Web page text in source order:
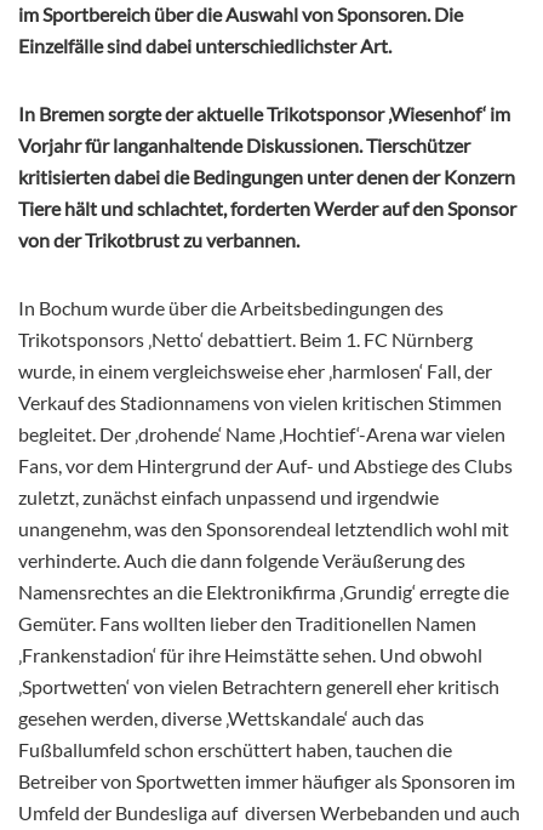
im Sportbereich über die Auswahl von Sponsoren. Die
Einzelfälle sind dabei unterschiedlichster Art.
In Bremen sorgte der aktuelle Trikotsponsor ‚Wiesenhof‘ im
Vorjahr für langanhaltende Diskussionen. Tierschützer
kritisierten dabei die Bedingungen unter denen der Konzern
Tiere hält und schlachtet, forderten Werder auf den Sponsor
von der Trikotbrust zu verbannen.
In Bochum wurde über die Arbeitsbedingungen des
Trikotsponsors ‚Netto‘ debattiert. Beim 1. FC Nürnberg
wurde, in einem vergleichsweise eher ‚harmlosen‘ Fall, der
Verkauf des Stadionnamens von vielen kritischen Stimmen
begleitet. Der ‚drohende‘ Name ‚Hochtief‘-Arena war vielen
Fans, vor dem Hintergrund der Auf- und Abstiege des Clubs
zuletzt, zunächst einfach unpassend und irgendwie
unangenehm, was den Sponsorendeal letztendlich wohl mit
verhinderte. Auch die dann folgende Veräußerung des
Namensrechtes an die Elektronikfirma ‚Grundig‘ erregte die
Gemüter. Fans wollten lieber den Traditionellen Namen
‚Frankenstadion‘ für ihre Heimstätte sehen. Und obwohl
‚Sportwetten‘ von vielen Betrachtern generell eher kritisch
gesehen werden, diverse ‚Wettskandale‘ auch das
Fußballumfeld schon erschüttert haben, tauchen die
Betreiber von Sportwetten immer häufiger als Sponsoren im
Umfeld der Bundesliga auf diversen Werbebanden und auch